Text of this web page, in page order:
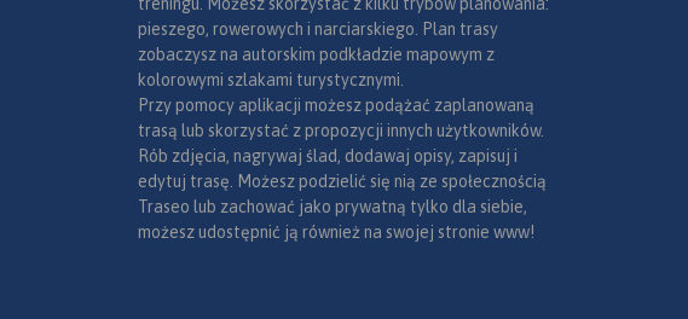
VeloRudawa są na etapie
planowania lub
budowy. Przebieg każdej ze
wspomnianych tras został na
mapie wyeksponowany i
oznaczony odpowiednią
tabliczką. Dodatkowo trasy
zostały podzielone ze względu
na rodzaj nawierzchni.
Tym sposobem rozróżniono:
- drogi asfaltowe dla rowerów,
odseparowane od ruchu
samochodowego;
- drogi szutrowe, ścieżki;
- drogi asfaltowe publiczne,
treningu. Możesz skorzystać z kilku trybów planowania:
pieszego, rowerowych i narciarskiego. Plan trasy
zobaczysz na autorskim podkładzie mapowym z
kolorowymi szlakami turystycznymi.
Przy pomocy aplikacji możesz podążać zaplanowaną
trasą lub skorzystać z propozycji innych użytkowników.
Rób zdjęcia, nagrywaj ślad, dodawaj opisy, zapisuj i
edytuj trasę. Możesz podzielić się nią ze społecznością
Traseo lub zachować jako prywatną tylko dla siebie,
możesz udostępnić ją również na swojej stronie www!